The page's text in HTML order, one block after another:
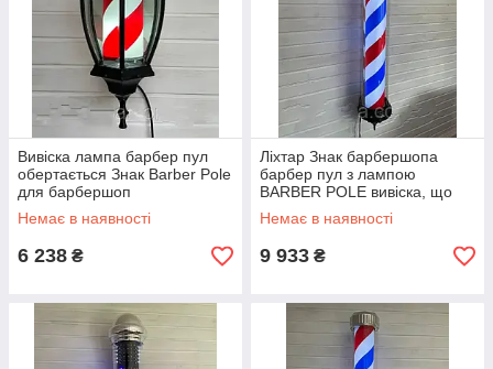
Вивіска лампа барбер пул
обертається Знак Barber Pole
для барбершоп
Немає в наявності
6 238 ₴
Ліхтар Знак барбершопа
барбер пул з лампою
BARBER POLE вивіска, що
крутиться, для перукарні
Barbershop
Немає в наявності
9 933 ₴